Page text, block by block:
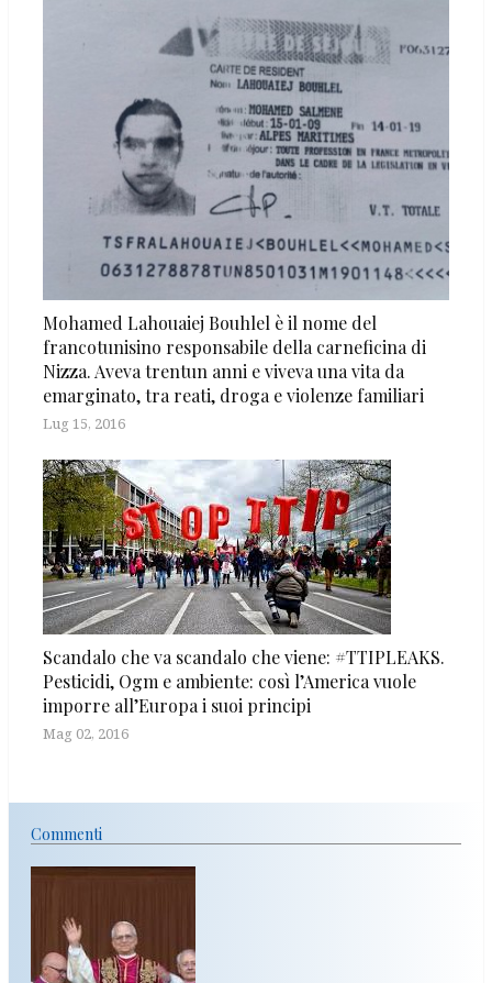
Mohamed Lahouaiej Bouhlel è il nome del
francotunisino responsabile della carneficina di
Nizza. Aveva trentun anni e viveva una vita da
emarginato, tra reati, droga e violenze familiari
Lug 15, 2016
Scandalo che va scandalo che viene: #TTIPLEAKS.
Pesticidi, Ogm e ambiente: così l’America vuole
imporre all’Europa i suoi principi
Mag 02, 2016
Commenti